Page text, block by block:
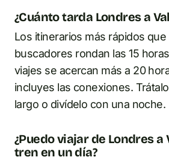
¿Cuánto tarda Londres a
Los itinerarios más rápidos
buscadores rondan las 15
viajes se acercan más a 20
incluyes las conexiones.
largo o divídelo con una noche.
¿Puedo viajar de Londres a
tren en un día?